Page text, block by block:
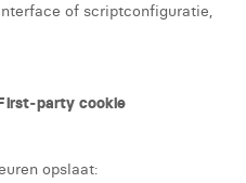
of scriptconfiguratie,
cookie
opslaat: